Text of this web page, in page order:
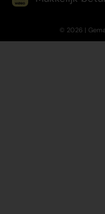
© 2026 |